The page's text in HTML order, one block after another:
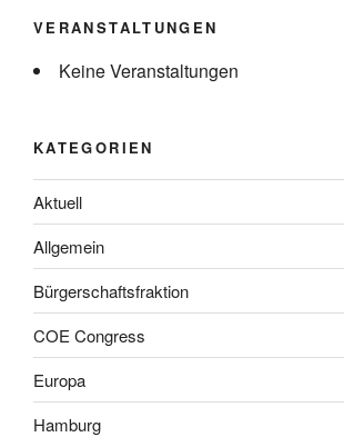
VERANSTALTUNGEN
Keine Veranstaltungen
KATEGORIEN
Aktuell
Allgemein
Bürgerschaftsfraktion
COE Congress
Europa
Hamburg